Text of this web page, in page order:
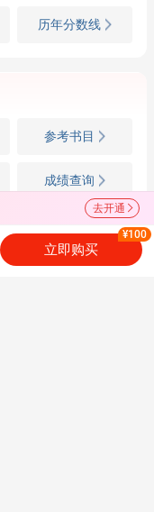
历年分数线
参考书目
成绩查询
去开通
立即购买
¥100